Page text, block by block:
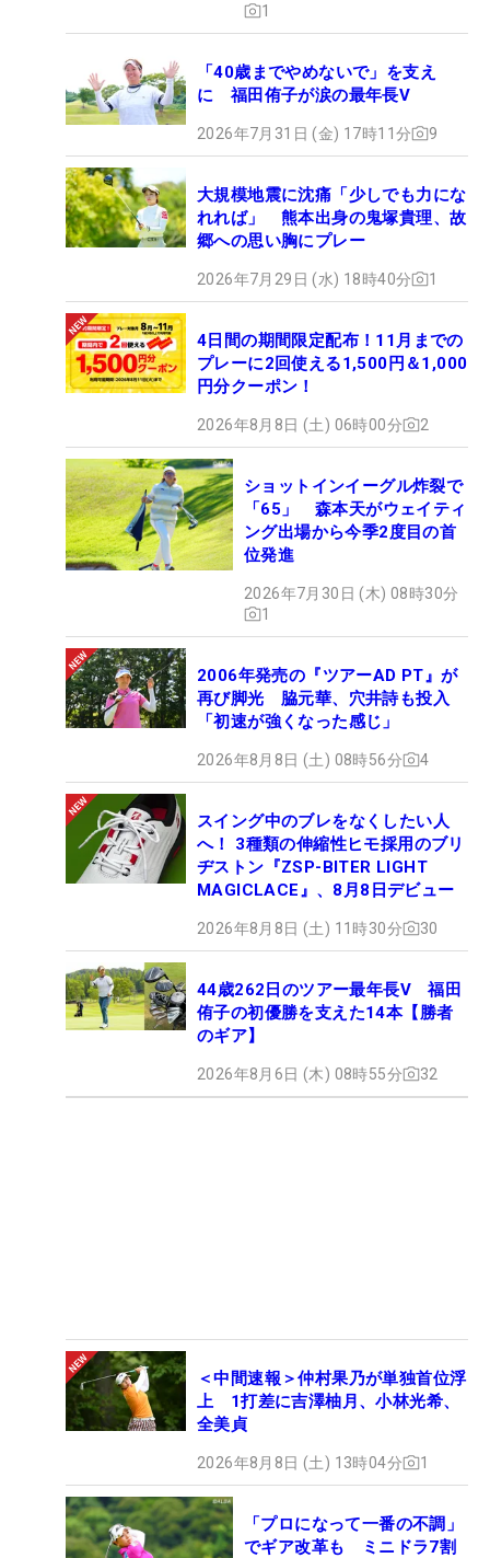
1
「40歳までやめないで」を支え
に 福田侑子が涙の最年長V
2026年7月31日 (金) 17時11分 9
大規模地震に沈痛「少しでも力にな
れれば」 熊本出身の鬼塚貴理、故
郷への思い胸にプレー
2026年7月29日 (水) 18時40分 1
4日間の期間限定配布！11月までの
プレーに2回使える1,500円＆1,000
円分クーポン！
2026年8月8日 (土) 06時00分 2
ショットインイーグル炸裂で
「65」 森本天がウェイティ
ング出場から今季2度目の首
位発進
2026年7月30日 (木) 08時30分
1
2006年発売の『ツアーAD PT』が
再び脚光 脇元華、穴井詩も投入
「初速が強くなった感じ」
2026年8月8日 (土) 08時56分 4
スイング中のブレをなくしたい人
へ！ 3種類の伸縮性ヒモ採用のブリ
ヂストン『ZSP-BITER LIGHT
MAGICLACE』、8月8日デビュー
2026年8月8日 (土) 11時30分 30
44歳262日のツアー最年長V 福田
侑子の初優勝を支えた14本【勝者
のギア】
2026年8月6日 (木) 08時55分 32
＜中間速報＞仲村果乃が単独首位浮
上 1打差に吉澤柚月、小林光希、
全美貞
2026年8月8日 (土) 13時04分 1
「プロになって一番の不調」
でギア改革も ミニドラ7割